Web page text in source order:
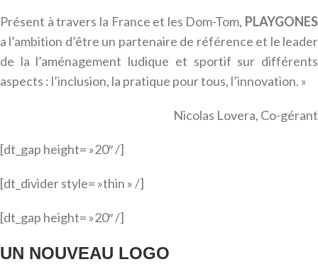
Présent à travers la France et les Dom-Tom, PLAYGONES
a l’ambition d’être un partenaire de référence et le leader
de la l’aménagement ludique et sportif sur différents
aspects : l’inclusion, la pratique pour tous, l’innovation. »
Nicolas Lovera, Co-gérant
[dt_gap height= »20″ /]
[dt_divider style= »thin » /]
[dt_gap height= »20″ /]
UN NOUVEAU LOGO